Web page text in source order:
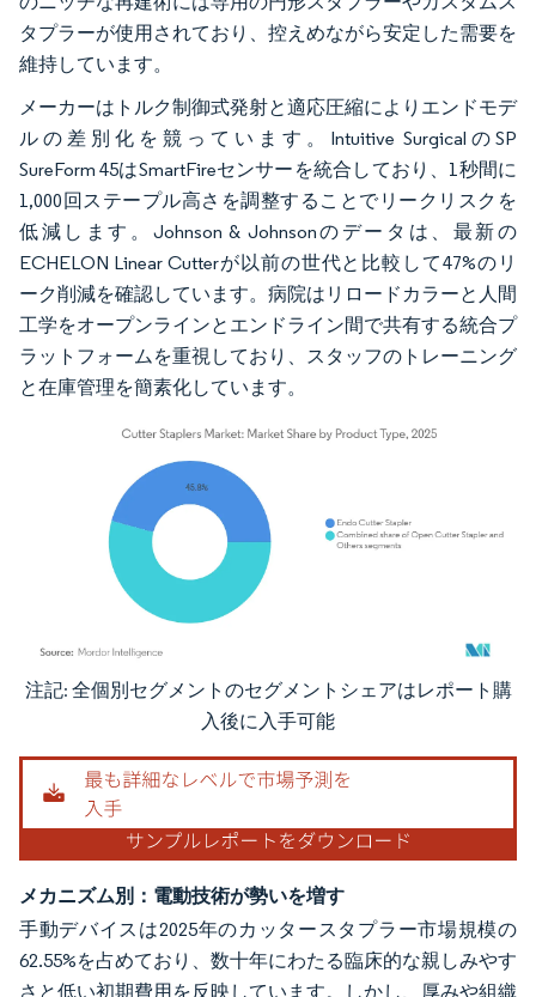
タプラーが使用されており、控えめながら安定した需要を
維持しています。
メーカーはトルク制御式発射と適応圧縮によりエンドモデ
ルの差別化を競っています。Intuitive SurgicalのSP
SureForm 45はSmartFireセンサーを統合しており、1秒間に
1,000回ステープル高さを調整することでリークリスクを
低減します。Johnson & Johnsonのデータは、最新の
ECHELON Linear Cutterが以前の世代と比較して47%のリ
ーク削減を確認しています。病院はリロードカラーと人間
工学をオープンラインとエンドライン間で共有する統合プ
ラットフォームを重視しており、スタッフのトレーニング
と在庫管理を簡素化しています。
画像 © Mordor Intelligence。再利用にはCC BY 4.0の表示が必要です。
注記: 全個別セグメントのセグメントシェアはレポート購
入後に入手可能
メカニズム別：電動技術が勢いを増す
手動デバイスは2025年のカッタースタプラー市場規模の
62.55%を占めており、数十年にわたる臨床的な親しみやす
さと低い初期費用を反映しています。しかし、厚みや組織